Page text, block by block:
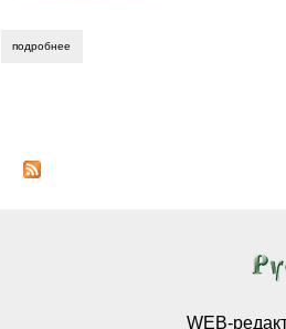
подробнее
WEB-